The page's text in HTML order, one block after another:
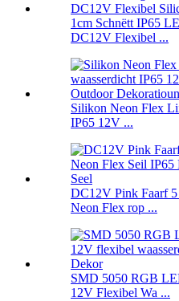
1cm Schnëtt IP65
DC12V Flexibel ...
Silikon Neon Flex
IP65 12V ...
DC12V Pink Faarf
Neon Flex rop ...
SMD 5050 RGB
12V Flexibel Wa ...